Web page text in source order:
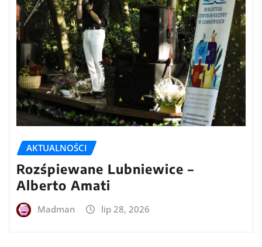
AKTUALNOŚCI
Rozśpiewane Lubniewice –
Alberto Amati
Madman lip 28, 2026